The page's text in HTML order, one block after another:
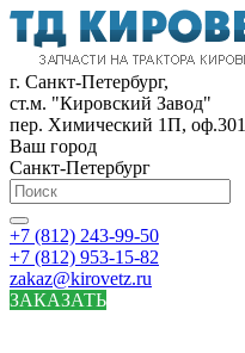
г. Санкт-Петербург,
ст.м. "Кировский Завод"
пер. Химический 1П, оф.301
Ваш город
Санкт-Петербург
+7 (812) 243-99-50
+7 (812) 953-15-82
zakaz@kirovetz.ru
ЗАКАЗАТЬ